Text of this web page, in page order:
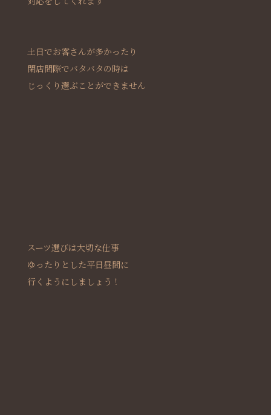
土日でお客さんが多かったり
閉店間際でバタバタの時は
じっくり選ぶことができません
スーツ選びは大切な仕事
ゆったりとした平日昼間に
行くようにしましょう！